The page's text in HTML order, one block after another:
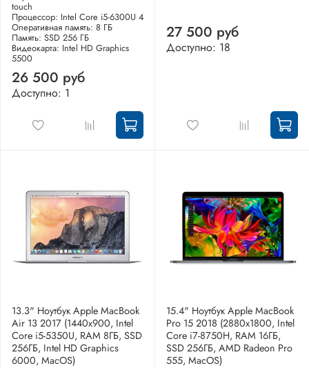
touch
Процессор: Intel Core i5-6300U 4
Оперативная память: 8 ГБ
Память: SSD 256 ГБ
Видеокарта: Intel HD Graphics
5500
26 500 руб
Доступно: 1
27 500 руб
Доступно: 18
13.3" Ноутбук Apple MacBook
Air 13 2017 (1440x900, Intel
Core i5-5350U, RAM 8ГБ, SSD
256ГБ, Intel HD Graphics
6000, MacOS)
15.4" Ноутбук Apple MacBook
Pro 15 2018 (2880x1800, Intel
Core i7-8750H, RAM 16ГБ,
SSD 256ГБ, AMD Radeon Pro
555, MacOS)